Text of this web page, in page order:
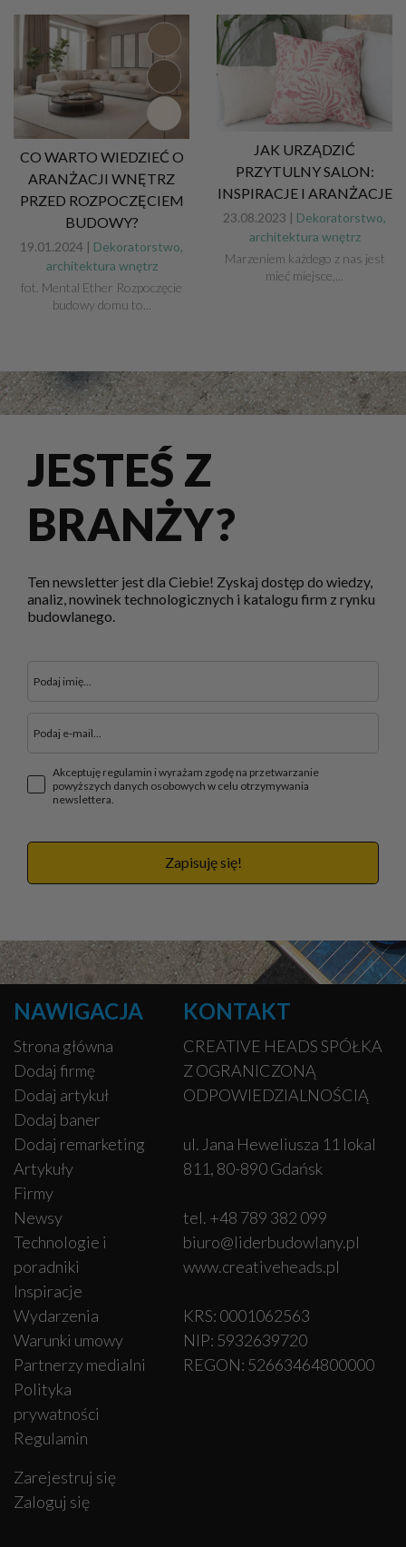
CO WARTO WIEDZIEĆ O
ARANŻACJI WNĘTRZ
PRZED ROZPOCZĘCIEM
BUDOWY?
19.01.2024 | Dekoratorstwo,
architektura wnętrz
fot. Mental Ether Rozpoczęcie
budowy domu to...
JAK URZĄDZIĆ
PRZYTULNY SALON:
INSPIRACJE I ARANŻACJE
23.08.2023 | Dekoratorstwo,
architektura wnętrz
Marzeniem każdego z nas jest
mieć miejsce,...
JESTEŚ Z
BRANŻY?
Ten newsletter jest dla Ciebie! Zyskaj dostęp do wiedzy,
analiz, nowinek technologicznych i katalogu firm z rynku
budowlanego.
Akceptuję regulamin i wyrażam zgodę na przetwarzanie
powyższych danych osobowych w celu otrzymywania
newslettera.
Zapisuję się!
NAWIGACJA
Strona główna
Dodaj firmę
Dodaj artykuł
Dodaj baner
Dodaj remarketing
Artykuły
Firmy
Newsy
Technologie i
poradniki
Inspiracje
Wydarzenia
Warunki umowy
Partnerzy medialni
Polityka
prywatności
Regulamin
Zarejestruj się
Zaloguj się
KONTAKT
CREATIVE HEADS SPÓŁKA
Z OGRANICZONĄ
ODPOWIEDZIALNOŚCIĄ
ul. Jana Heweliusza 11 lokal
811, 80-890 Gdańsk
tel. +48 789 382 099
biuro@liderbudowlany.pl
www.creativeheads.pl
KRS: 0001062563
NIP: 5932639720
REGON: 52663464800000